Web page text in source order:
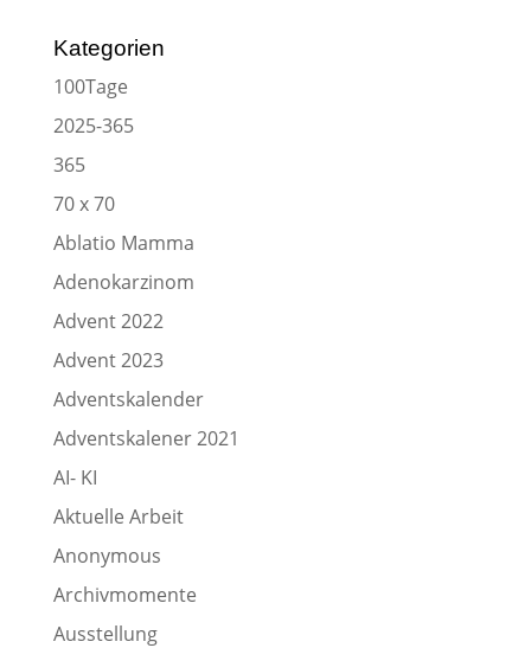
Kategorien
100Tage
2025-365
365
70 x 70
Ablatio Mamma
Adenokarzinom
Advent 2022
Advent 2023
Adventskalender
Adventskalener 2021
AI- KI
Aktuelle Arbeit
Anonymous
Archivmomente
Ausstellung